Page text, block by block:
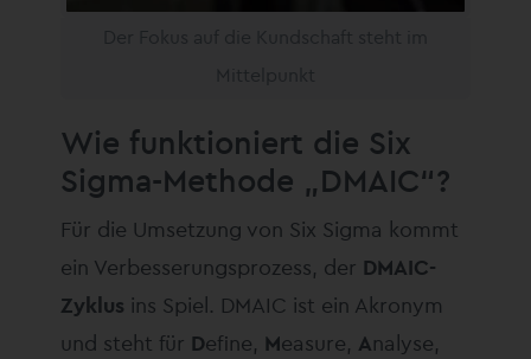
Wie funktioniert die Six
Sigma-Methode „DMAIC“?
Für die Umsetzung von Six Sigma kommt
ein Verbesserungsprozess, der DMAIC-
Zyklus ins Spiel. DMAIC ist ein Akronym
und steht für Define, Measure, Analyse,